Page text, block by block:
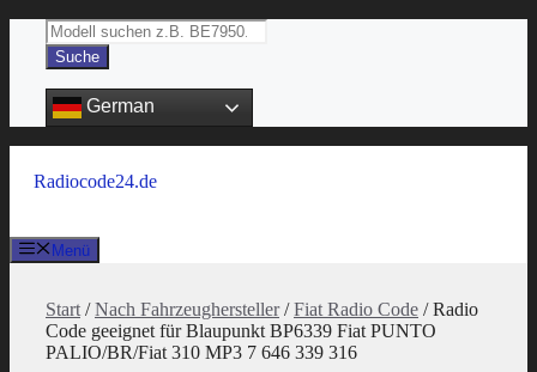
Inhalt
springen
Products
search
Suche
German
Radiocode24.de
Menü
Start /Nach Fahrzeughersteller/Fiat Radio Code / Radio
Code geeignet für Blaupunkt BP6339 Fiat PUNTO
PALIO/BR/Fiat 310 MP3 7 646 339 316